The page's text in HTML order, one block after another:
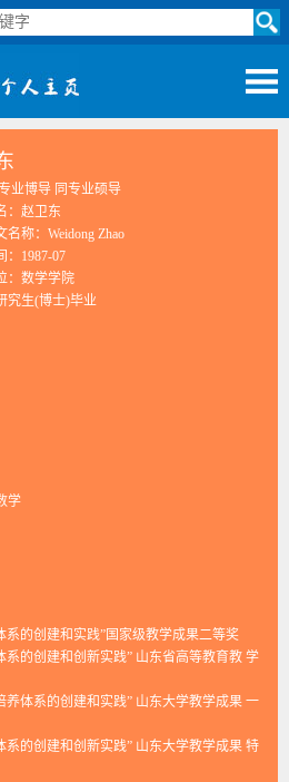
业博导 同专业硕导
：赵卫东
名称：Weidong Zhao
：1987-07
：数学学院
究生(博士)毕业
学
的创建和实践”国家级教学成果二等奖
的创建和创新实践” 山东省高等教育教 学
体系的创建和实践” 山东大学教学成果 一
的创建和创新实践” 山东大学教学成果 特